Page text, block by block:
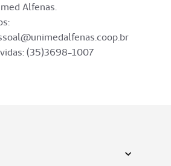
Alfenas.
(35)3698-1007